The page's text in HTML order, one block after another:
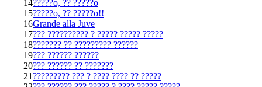
14?????o, ?? ?????o
15?????o, ?? ?????o!!
16Grande alla Juve
17??? ?????????? ? ????? ????? ?????
18??????? ?? ????????? ??????
19??? ?????? ??????
20??? ?????? ?? ???????
21????????? ??? ? ???? ???? ?? ?????